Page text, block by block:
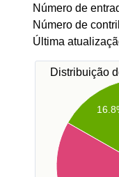
Número de
Número de
Última
Distribuição